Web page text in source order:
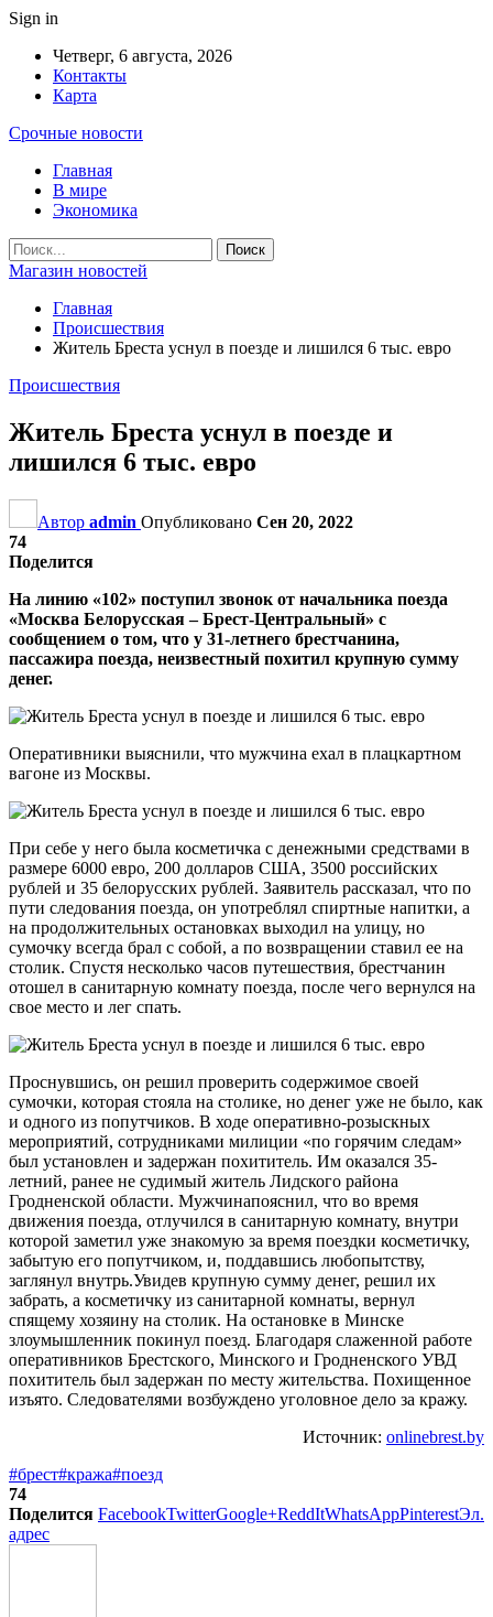
Sign in
Четверг, 6 августа, 2026
Контакты
Карта
Срочные новости
Главная
В мире
Экономика
Магазин новостей
Главная
Происшествия
Житель Бреста уснул в поезде и лишился 6 тыс. евро
Происшествия
Житель Бреста уснул в поезде и
лишился 6 тыс. евро
Автор admin Опубликовано Сен 20, 2022
74
Поделится
На линию «102» поступил звонок от начальника поезда
«Москва Белорусская – Брест-Центральный» с
сообщением о том, что у 31-летнего брестчанина,
пассажира поезда, неизвестный похитил крупную сумму
денег.
Оперативники выяснили, что мужчина ехал в плацкартном
вагоне из Москвы.
При себе у него была косметичка с денежными средствами в
размере 6000 евро, 200 долларов США, 3500 российских
рублей и 35 белорусских рублей. Заявитель рассказал, что по
пути следования поезда, он употреблял спиртные напитки, а
на продолжительных остановках выходил на улицу, но
сумочку всегда брал с собой, а по возвращении ставил ее на
столик. Спустя несколько часов путешествия, брестчанин
отошел в санитарную комнату поезда, после чего вернулся на
свое место и лег спать.
Проснувшись, он решил проверить содержимое своей
сумочки, которая стояла на столике, но денег уже не было, как
и одного из попутчиков. В ходе оперативно-розыскных
мероприятий, сотрудниками милиции «по горячим следам»
был установлен и задержан похититель. Им оказался 35-
летний, ранее не судимый житель Лидского района
Гродненской области. Мужчинапояснил, что во время
движения поезда, отлучился в санитарную комнату, внутри
которой заметил уже знакомую за время поездки косметичку,
забытую его попутчиком, и, поддавшись любопытству,
заглянул внутрь.Увидев крупную сумму денег, решил их
забрать, а косметичку из санитарной комнаты, вернул
спящему хозяину на столик. На остановке в Минске
злоумышленник покинул поезд. Благодаря слаженной работе
оперативников Брестского, Минского и Гродненского УВД
похититель был задержан по месту жительства. Похищенное
изъято. Следователями возбуждено уголовное дело за кражу.
Источник: onlinebrest.by
#брест#кража#поезд
74
Поделится FacebookTwitterGoogle+ReddItWhatsAppPinterestЭл.
адрес